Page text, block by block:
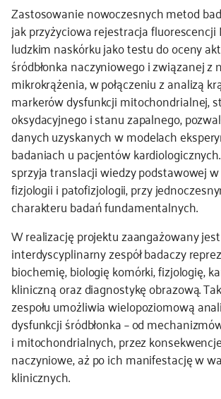
Zastosowanie nowoczesnych metod
jak przyżyciowa rejestracja fluorescencji
ludzkim naskórku jako testu do oceny
śródbłonka naczyniowego i związanej z
mikrokrążenia, w połączeniu z analizą
markerów dysfunkcji mitochondrialnej,
oksydacyjnego i stanu zapalnego,
danych uzyskanych w modelach
badaniach u pacjentów
sprzyja translacji wiedzy podstawowej
fizjologii i patofizjologii, przy
charakteru badań fundamentalnych.
W realizację projektu zaangażowany jest
interdyscyplinarny zespół badaczy
biochemię, biologię komórki, fizjologię,
kliniczną oraz diagnostykę obrazową.
zespołu umożliwia wielopoziomową
dysfunkcji śródbłonka – od
i mitochondrialnych, przez
naczyniowe, aż po ich manifestację w
klinicznych.